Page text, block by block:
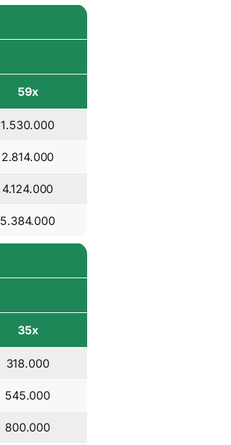
59x
1.530.000
2.814.000
4.124.000
5.384.000
35x
318.000
545.000
800.000